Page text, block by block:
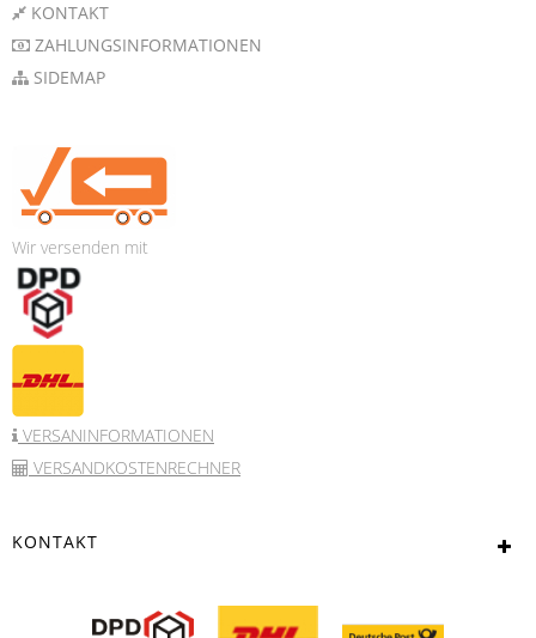
KONTAKT
ZAHLUNGSINFORMATIONEN
SIDEMAP
Wir versenden mit
VERSANINFORMATIONEN
VERSANDKOSTENRECHNER
KONTAKT